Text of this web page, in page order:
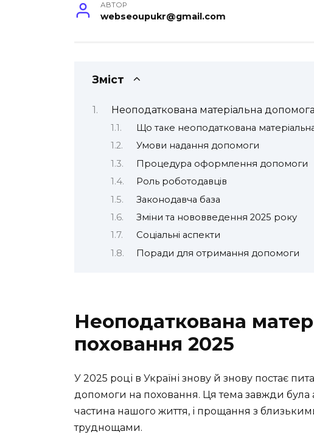
АВТОР
webseoupukr@gmail.com
Зміст
Неоподаткована матеріальна
Що таке неоподаткована
Умови надання допомоги
Процедура оформлення допомоги
Роль роботодавців
Законодавча база
Зміни та нововведення 2025 року
Соціальні аспекти
Поради для отримання допомоги
Неоподаткована
поховання 2025
У 2025 році в Україні знову й знову постає
допомоги на поховання. Ця тема завжди була
частина нашого життя, і прощання з
труднощами.